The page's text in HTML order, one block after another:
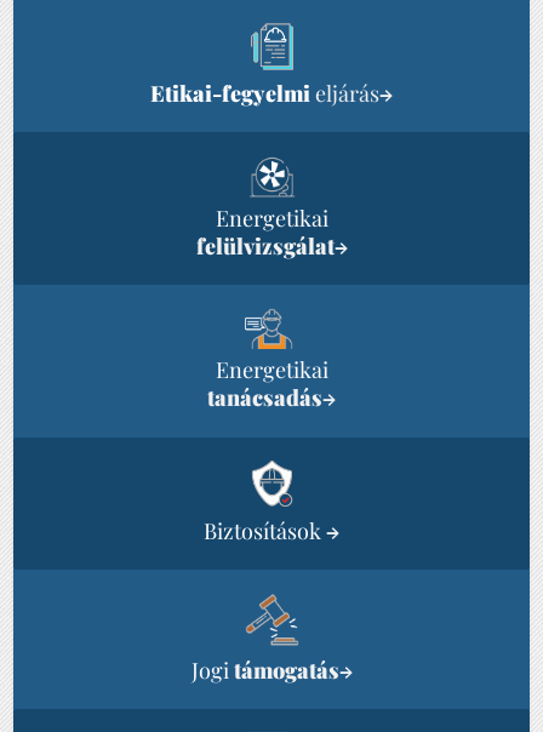
Etikai-fegyelmieljárás→
Energetikai
felülvizsgálat→
Energetikai
tanácsadás→
Biztosítások →
Jogitámogatás→